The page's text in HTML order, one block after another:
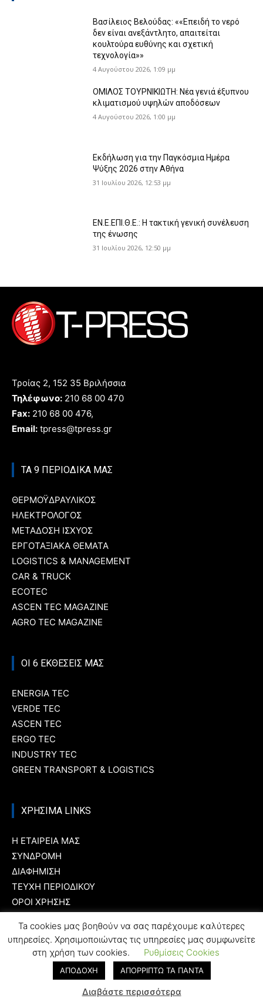
Βασίλειος Βελούδας: ««Eπειδή το νερό
δεν είναι ανεξάντλητο, απαιτείται
κουλτούρα ευθύνης και σχετική
τεχνολογία»»
4 Αυγούστου 2026, 1:09 μμ
ΟΜΙΛΟΣ ΤΟΥΡΝΙΚΙΩΤΗ: Νέα γενιά έξυπνου
κλιματισμού υψηλών αποδόσεων
4 Αυγούστου 2026, 1:00 μμ
Εκδήλωση για την Παγκόσμια Ημέρα
Ψύξης 2026 στην Αθήνα
31 Ιουλίου 2026, 12:53 μμ
ΕΝ.Ε.ΕΠΙ.Θ.Ε.: Η τακτική γενική συνέλευση
της ένωσης
31 Ιουλίου 2026, 12:50 μμ
Τροίας 2, 152 35 Βριλήσσια
Τηλέφωνο: 210 68 00 470
Fax: 210 68 00 476,
Email: tpress@tpress.gr
ΤΑ 9 ΠΕΡΙΟΔΙΚΑ ΜΑΣ
ΘΕΡΜΟΫΔΡΑΥΛΙΚΟΣ
ΗΛΕΚΤΡΟΛΟΓΟΣ
ΜΕΤΑΔΟΣΗ ΙΣΧΥΟΣ
ΕΡΓΟΤΑΞΙΑΚΑ ΘΕΜΑΤΑ
LOGISTICS & MANAGEMENT
CAR & TRUCK
ECOTEC
ASCEN TEC MAGAZINE
AGRO TEC MAGAZINE
ΟΙ 6 ΕΚΘΕΣΕΙΣ ΜΑΣ
ENERGIA TEC
VERDE TEC
ASCEN TEC
ERGO TEC
INDUSTRY TEC
GREEN TRANSPORT & LOGISTICS
ΧΡΗΣΙΜΑ LINKS
Η ΕΤΑΙΡΕΙΑ ΜΑΣ
ΣΥΝΔΡΟΜΗ
ΔΙΑΦΗΜΙΣΗ
ΤΕΥΧΗ ΠΕΡΙΟΔΙΚΟΥ
ΟΡΟΙ ΧΡΗΣΗΣ
© Created byT-Press
Ta cookies μας βοηθούν να σας παρέχουμε καλύτερες
υπηρεσίες. Χρησιμοποιώντας τις υπηρεσίες μας συμφωνείτε
στη χρήση των cookies.
Ρυθμίσεις Cookies
ΑΠΟΔΟΧΗ ΑΠΟΡΡΙΠΤΩ ΤΑ ΠΑΝΤΑ
Διαβάστε περισσότερα